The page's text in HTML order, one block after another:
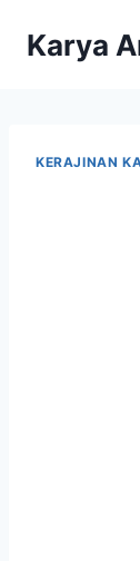
Karya
KERAJINAN